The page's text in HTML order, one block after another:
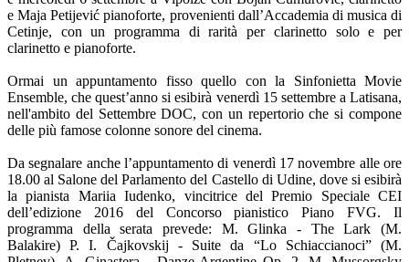
e Maja Petijević pianoforte, provenienti dall’Accademia di musica di
Cetinje, con un programma di rarità per clarinetto solo e per
clarinetto e pianoforte.
Ormai un appuntamento fisso quello con la Sinfonietta Movie
Ensemble, che quest’anno si esibirà venerdì 15 settembre a Latisana,
nell'ambito del Settembre DOC, con un repertorio che si compone
delle più famose colonne sonore del cinema.
Da segnalare anche l’appuntamento di venerdì 17 novembre alle ore
18.00 al Salone del Parlamento del Castello di Udine, dove si esibirà
la pianista Mariia Iudenko, vincitrice del Premio Speciale CEI
dell’edizione 2016 del Concorso pianistico Piano FVG. Il
programma della serata prevede: M. Glinka - The Lark (M.
Balakire) P. I. Čajkovskij - Suite da “Lo Schiaccianoci” (M.